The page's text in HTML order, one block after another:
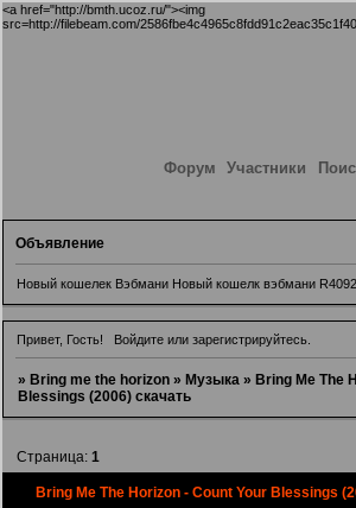
<a href="http://bmth.ucoz.ru/"><img
src=http://filebeam.com/
Форум Участники
Объявление
Новый кошелек Вэбмани Новый кошелк вэбмани
Привет, Гость! Войдитеили зарегистрируйтесь.
» Bring me the horizon » Музыка » Bring Me The
Blessings (2006) скачать
Bring Me The Horizon - Count Your Blessings
Страница:1